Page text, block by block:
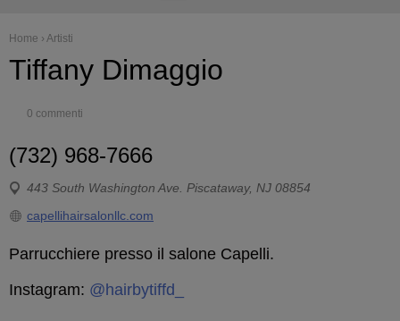
Home › Artisti
Tiffany Dimaggio
0 commenti
(732) 968-7666
443 South Washington Ave. Piscataway, NJ 08854
capellihairsalonllc.com
Parrucchiere presso il salone Capelli.
Instagram: @hairbytiffd_